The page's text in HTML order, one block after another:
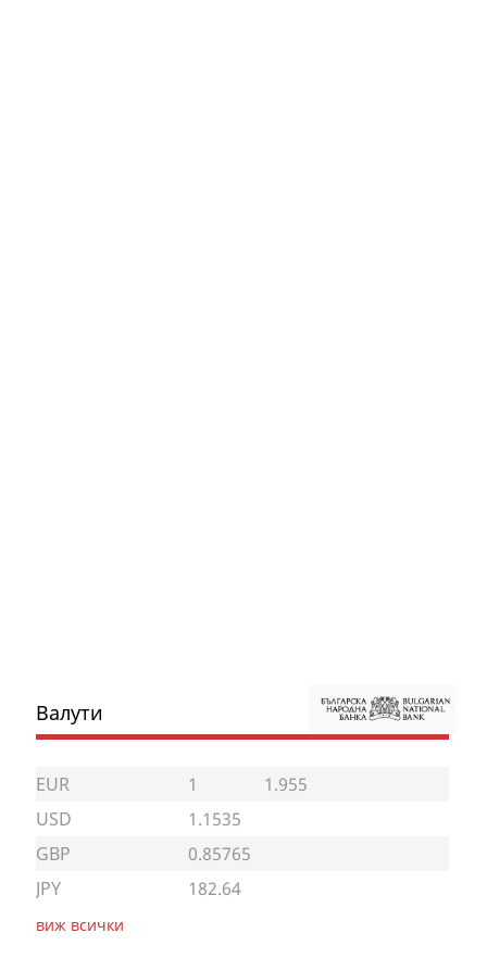
Валути
EUR 1
1.955
USD
1.1535
GBP
0.85765
JPY
182.64
виж всички